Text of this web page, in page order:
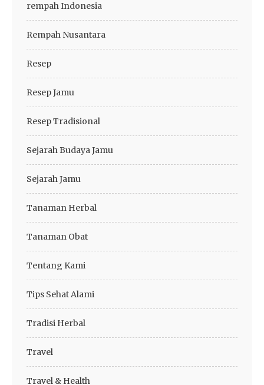
rempah Indonesia
Rempah Nusantara
Resep
Resep Jamu
Resep Tradisional
Sejarah Budaya Jamu
Sejarah Jamu
Tanaman Herbal
Tanaman Obat
Tentang Kami
Tips Sehat Alami
Tradisi Herbal
Travel
Travel & Health